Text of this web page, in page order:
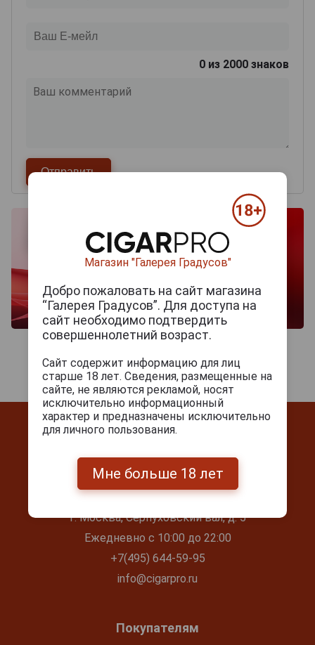
0 из 2000 знаков
Контакты
г. Москва, Серпуховский вал, д. 5
Ежедневно с 10:00 до 22:00
+7(495) 644-59-95
info@cigarpro.ru
Покупателям
Магазин "Галерея Градусов"
Добро пожаловать на сайт магазина
“Галерея Градусов”. Для доступа на
сайт необходимо подтвердить
совершеннолетний возраст.
Сайт содержит информацию для лиц
старше 18 лет. Сведения, размещенные на
сайте, не являются рекламой, носят
исключительно информационный
характер и предназначены исключительно
для личного пользования.
Мне больше 18 лет